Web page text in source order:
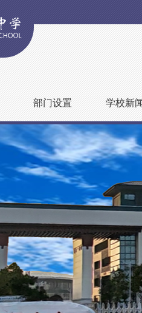
部门设置 学校新